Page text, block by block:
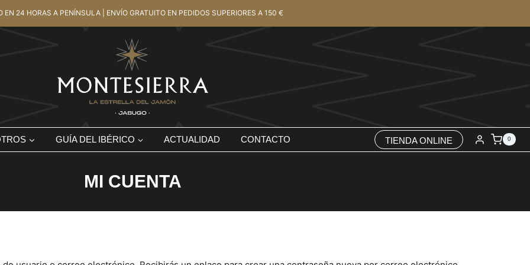
EN 24 HORAS A PENÍNSULA | ENVÍO GRATUITO EN PEDIDOS SUPERIORES A 150 €
GUÍA DEL IBÉRICO ACTUALIDAD CONTACTO TIENDA ONLINE 0
MI CUENTA